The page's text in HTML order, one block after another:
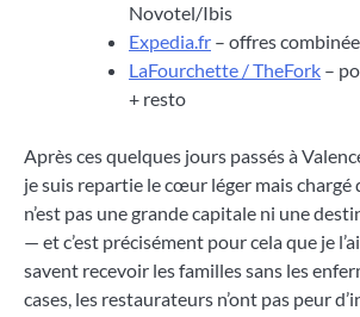
Novotel/Ibis
Expedia.fr – offres
LaFourchette / TheFork –
+ resto
Après ces quelques jours passés à
je suis repartie le cœur léger mais chargé
n’est pas une grande capitale ni une
— et c’est précisément pour cela que je
savent recevoir les familles sans les
cases, les restaurateurs n’ont pas peur